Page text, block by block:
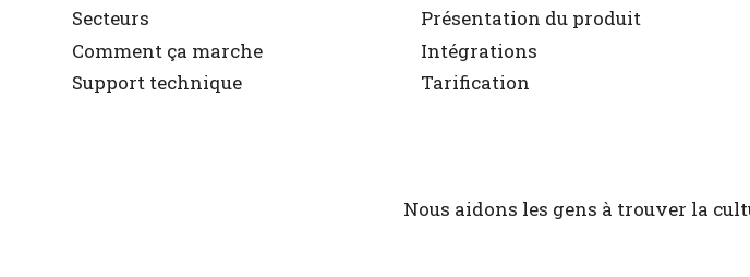
Secteurs
Comment ça marche
Support technique
Présentation du produit
Intégrations
Tarification
Nous aidons les gens à trouver la